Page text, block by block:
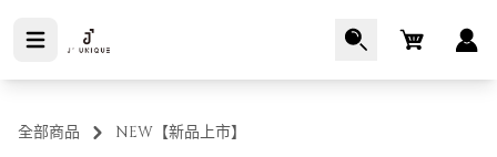
Cart
全部商品 NEW【新品上市】